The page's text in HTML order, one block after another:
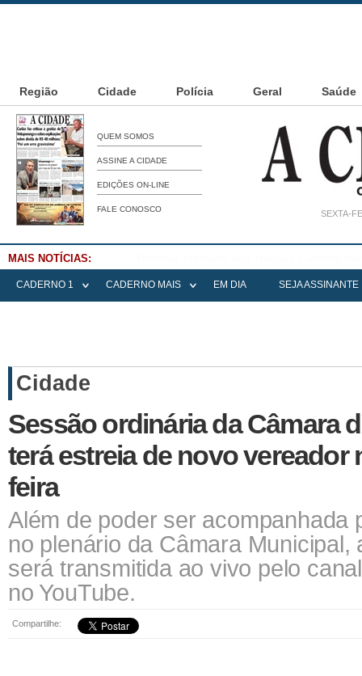
Região Cidade Polícia Geral Saúde
QUEM SOMOS
ASSINE A CIDADE
EDIÇÕES ON-LINE
FALE CONOSCO SEXTA-
MAIS NOTÍCIAS:
CADERNO 1 CADERNO MAIS EM DIA SEJA ASSINANTE
Cidade
Sessão ordinária da Câmara
terá estreia de novo vereador
feira
Além de poder ser acompanhada
no plenário da Câmara Municipal,
será transmitida ao vivo pelo
no YouTube.
Compartilhe: